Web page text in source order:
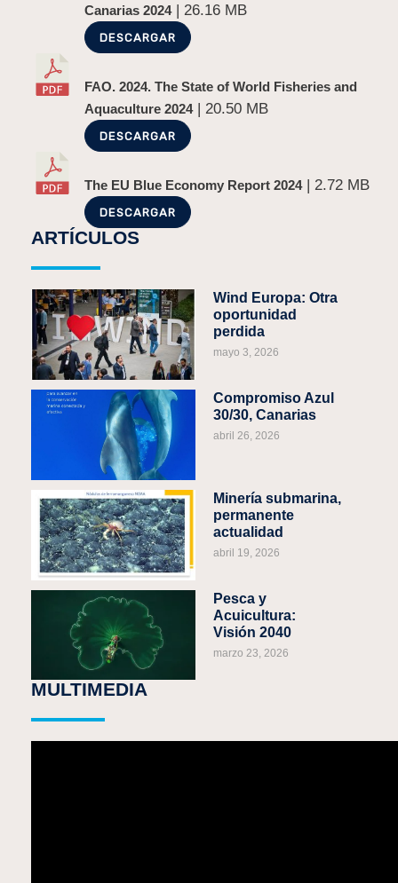
Canarias 2024| 26.16 MB
DESCARGAR
FAO. 2024. The State of World Fisheries and
Aquaculture 2024| 20.50 MB
DESCARGAR
The EU Blue Economy Report 2024| 2.72 MB
DESCARGAR
ARTÍCULOS
Wind Europa: Otra
oportunidad
perdida
mayo 3, 2026
Compromiso Azul
30/30, Canarias
abril 26, 2026
Minería submarina,
permanente
actualidad
abril 19, 2026
Pesca y
Acuicultura:
Visión 2040
marzo 23, 2026
MULTIMEDIA